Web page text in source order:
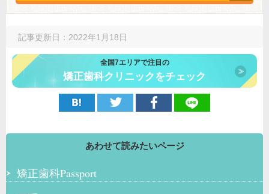
記事更新日：2022年1月18日
全国7エリアで注目の
矯正歯科クリニックをチェック
あわせて読みたいページ
矯正歯科Passport